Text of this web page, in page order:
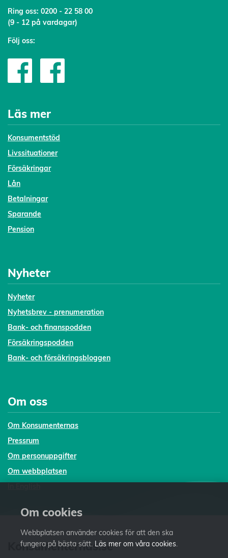
Ring oss: 0200 - 22 58 00
(9 - 12 på vardagar)
Följ oss:
Läs mer
Konsumentstöd
Livssituationer
Försäkringar
Lån
Betalningar
Sparande
Pension
Nyheter
Nyheter
Nyhetsbrev - prenumeration
Bank- och finanspodden
Försäkringspodden
Bank- och försäkringsbloggen
Om oss
Om Konsumenternas
Pressrum
Om personuppgifter
Om webbplatsen
Konsumenternas.se
Om cookies
Webbplatsen använder cookies för att den ska
fungera på bästa sätt. Läs mer om våra cookies.